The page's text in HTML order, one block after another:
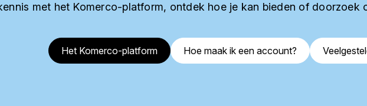
met het Komerco-platform, ontdek hoe je kan bieden of doorzoek
Het Komerco-platform Hoe maak ik een account?